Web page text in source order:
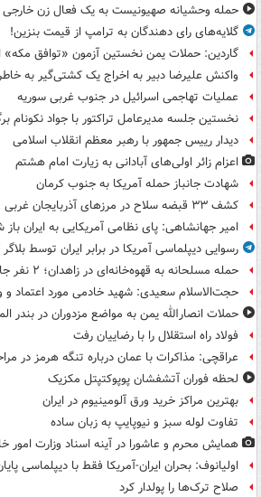
حمله وحشیانه صهیونیست به یک فعال زن خارجی
گلایه‌های رای دهندگان به ترامپ از قیمت بنزین!
گاردین: حملات یمن نخستین آزمون «توافق
واکنش علیرضا دبیر به اخراج یک کشتی‌گیر به
عملیات تهاجمی اسرائیل در جنوب غربی سوریه
نخستین جلسه مدیرعامل تراکتور با جواد نکونام
دیدار رییس جمهور با رهبر معظم انقلاب اسلامی
اعزام زائر اولی‌های آبادانی به زیارت امام هشتم
شهادت جانباز حمله آمریکا به جنوب کرمان
کشف ۳۳ قبضه سلاح در مرزهای آذربایجان غربی
امیر جهانشاهی: پای نظامی آمریکایی به ایران
رسوایی دیپلماسی آمریکا در برابر ایران توسط
حمله مسلحانه به قهوه‌خانه‌ای در زاهدان؛ ۲ نفر جان باختند
حجت‌الاسلام سعیدی: شهید خادمی مورد اعتماد و
حملات انصارالله یمن به مواضع مزدوران در بندر
فولاد راه استقلال را با رضاییان رفت
عراقچی: مذاکرات با عمان درباره تنگه هرمز در
لحظه فوران آتشفشان پوپوکتپتل مکزیک
بهترین مراکز خرید ورق آلومینیوم در ایران
تفاوت لوله سبز و نیوپایپ به زبان ساده
همایش محرم و عاشورا در آینه اسناد وزارت امور
اولیانوف: بحران ایران-آمریکا فقط با دیپلماسی
صلاح ترک‌ها را پولدار کرد